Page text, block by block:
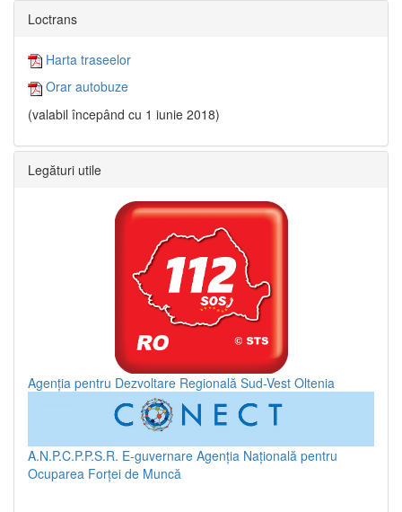
Loctrans
Harta traseelor
Orar autobuze
(valabil începând cu 1 iunie 2018)
Legături utile
Agenția pentru Dezvoltare Regională Sud-Vest Oltenia
A.N.P.C.P.P.S.R. E-guvernare Agenția Națională pentru
Ocuparea Forței de Muncă